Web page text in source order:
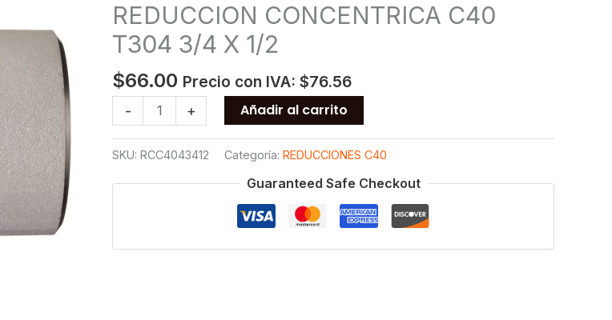
REDUCCION CONCENTRICA C40
T304 3/4 X 1/2
$66.00 Precio con IVA: $76.56
-
REDUCCION
CONCENTRICA
3/4
cantidad
+ Añadir al carrito
SKU: RCC4043412 Categoría: REDUCCIONES C40
Guaranteed Safe Checkout